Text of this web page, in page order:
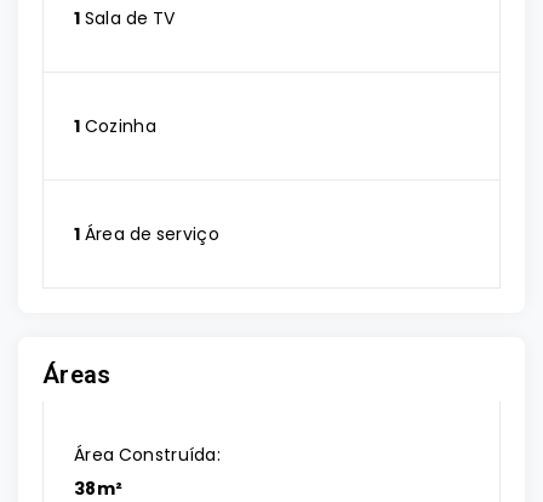
1 Sala de TV
1 Cozinha
1 Área de serviço
Áreas
Área Construída:
38m²